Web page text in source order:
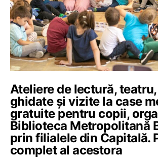
Ateliere de lectură,
ghidate și vizite la case
gratuite pentru copii,
Biblioteca Metropolitană
prin filialele din Capitală.
complet al acestora